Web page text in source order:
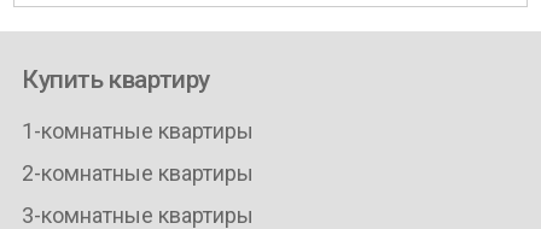
Купить квартиру
1-комнатные квартиры
2-комнатные квартиры
3-комнатные квартиры